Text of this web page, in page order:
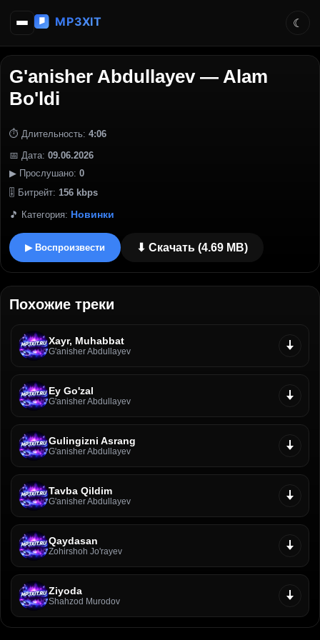
G'anisher Abdullayev — Alam
Bo'ldi
⏱ Длительность: 4:06
📅 Дата: 09.06.2026
▶ Прослушано: 0
🎚 Битрейт: 156 kbps
🎵 Категория: Новинки
▶ Воспроизвести ⬇ Скачать (4.69 MB)
Похожие треки
Xayr, Muhabbat
G'anisher Abdullayev
Ey Go'zal
G'anisher Abdullayev
Gulingizni Asrang
G'anisher Abdullayev
Tavba Qildim
G'anisher Abdullayev
Qaydasan
Zohirshoh Jo'rayev
Ziyoda
Shahzod Murodov